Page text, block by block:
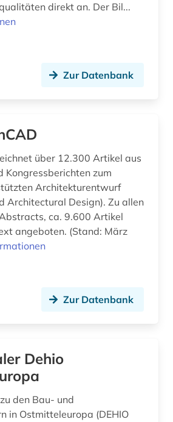
fotografieren (1)
gebäudeanalyse (1)
gebäudekunde (1)
bietet hohe Bildqualitäten direkt an. Der Bil...
Zur Datenbank
über 12.300 Artikel aus
Kongressberichten zum
Architekturentwurf
Architectural Design). Zu allen
ca. 9.600 Artikel
(Stand: März
Zur Datenbank
Dehio
den Bau- und
in Ostmitteleuropa (DEHIO